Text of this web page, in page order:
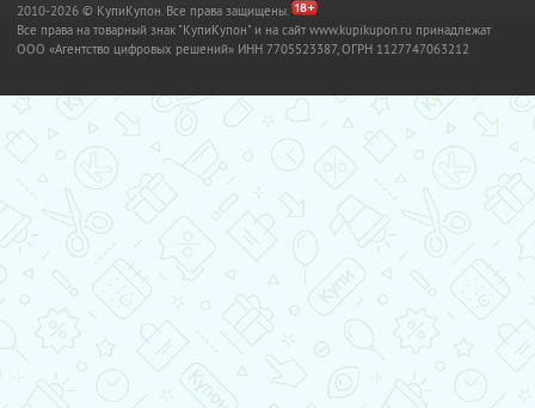
2010-2026 © КупиКупон. Все права защищены.
Все права на товарный знак "КупиКупон" и на сайт www.kupikupon.ru принадлежат
OOO «Агентство цифровых решений» ИНН 7705523387, ОГРН 1127747063212